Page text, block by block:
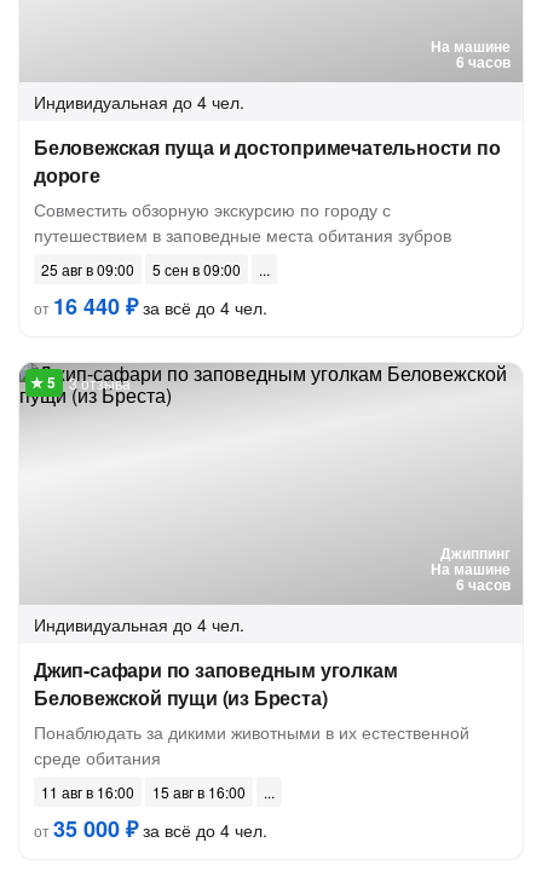
На машине
6 часов
Индивидуальная до 4 чел.
Беловежская пуща и достопримечательности по
дороге
Совместить обзорную экскурсию по городу с
путешествием в заповедные места обитания зубров
25 авг в 09:00
5 сен в 09:00
от 16 440 ₽за всё до 4 чел.
Джиппинг
На машине
6 часов
3 отзыва
Индивидуальная до 4 чел.
Джип-сафари по заповедным уголкам
Беловежской пущи (из Бреста)
Понаблюдать за дикими животными в их естественной
среде обитания
11 авг в 16:00
15 авг в 16:00
от35 000 ₽за всё до 4 чел.